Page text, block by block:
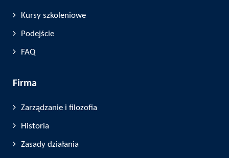
Kursy szkoleniowe
Podejście
FAQ
Firma
Zarządzanie i filozofia
Historia
Zasady działania